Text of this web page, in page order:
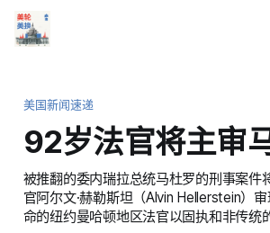
美国新闻速递
92岁法官将主审
被推翻的委内瑞拉总统马杜罗的刑事案件
官阿尔文·赫勒斯坦（Alvin Hellerstein）
命的纽约曼哈顿地区法官以固执和非传统